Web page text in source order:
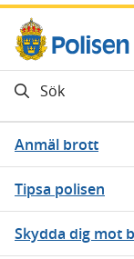
Gå direkt till
Sök
Anmäl brott
Tipsa polisen
Skydda dig mot